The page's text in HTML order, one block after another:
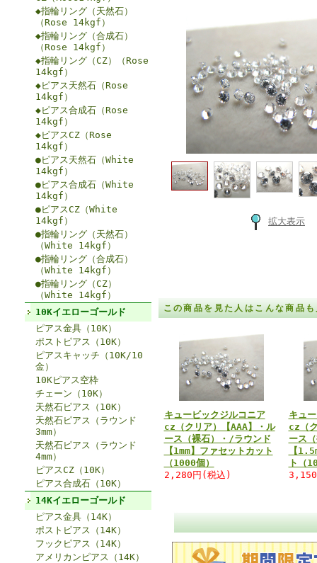
◆指輪リング（天然石）
（Rose 14kgf）
◆指輪リング（合成石）
（Rose 14kgf）
◆指輪リング（CZ）（Rose
14kgf）
◆ピアス天然石（Rose
14kgf）
◆ピアス合成石（Rose
14kgf）
◆ピアスCZ（Rose
14kgf）
●ピアス天然石（White
14kgf）
●ピアス合成石（White
14kgf）
●ピアスCZ（White
14kgf）
●指輪リング（天然石）
（White 14kgf）
●指輪リング（合成石）
（White 14kgf）
●指輪リング（CZ）
（White 14kgf）
10Kイエローゴールド
ピアス金具（10K）
ポストピアス（10K）
ピアスキャッチ（10K/10
金）
10Kピアス空枠
チェーン（10K）
天然石ピアス（10K）
天然石ピアス（ラウンド
3mm）
天然石ピアス（ラウンド
4mm）
ピアスCZ（10K）
ピアス合成石（10K）
14Kイエローゴールド
ピアス金具（14K）
ポストピアス（14K）
フックピアス（14K）
アメリカンピアス（14K）
拡大表示
この商品を見た人はこんな商品
キュービックジルコニア
cz（クリア）【AAA】・ル
ース（裸石）・/ラウンド
【1mm】ファセットカット
（1000個）
2,280円(税込)
キュ
cz（
ース
【
ト（